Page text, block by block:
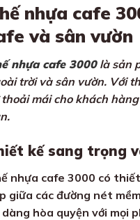
nhựa cafe
và sân vườn
nhựa cafe 3000là sản
trời và sân vườn. Với
thoải mái cho khách
kế sang trọng
nhựa cafe 3000 có
giữa các đường nét
dàng hòa quyện với mọi